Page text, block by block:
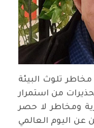
تلوث البيئة
من استمرار
ومخاطر لا حصر
عن اليوم العالمي